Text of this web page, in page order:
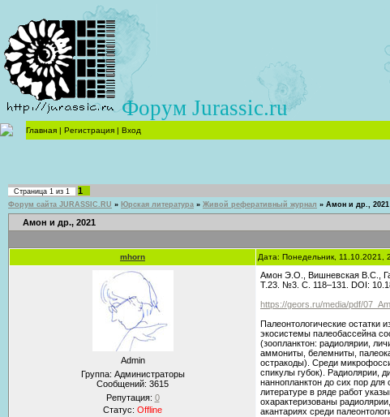
Форум Jurassic.ru
Главная | Регистрация | Вход
Страница 1 из 1 1
Форум сайта JURASSIC.RU » Юрская литература » Живой реферативный журнал » Амон и др., 2021
Амон и др., 2021
mhorn Дата: Понедельник,
Admin
Группа: Администраторы
Сообщений: 3615
Репутация: 0
Статус: Offline
Амон Э.О., Вишневская В.С.,
Т.23. №3. С. 118–131. DOI:
https://geors.ru/media/pdf/
Палеонтологические остатки
экосистемы палеобассейна
(зоопланктон: радиолярии,
аммониты, белемниты,
остракоды). Среди
спикулы губок). Радиолярии,
наннопланктон до сих пор
литературе в ряде работ
охарактеризованы
акантариях среди